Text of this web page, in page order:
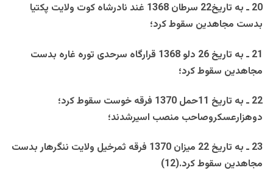
20 ـ به تاريخ22 سرطان 1368 غند نادرشاه کوت ولايت پکتيا
بدست مجاهدين سقوط کرد؛
21 ـ به تاريخ 26 دلو 1368 قرارگاه سرحدی توره غاره بدست
مجاهدين سقوط کرد؛
22 ـ به تاريخ 11حمل 1370 فرقه خوست سقوط کرد؛
دوهزارعسکروصاحب منصب اسيرشدند؛
23 ـ به تاريخ 22 ميزان 1370 فرقه ثمرخيل ولايت ننگرهار بدست
مجاهدين سقوط کرد.(12)